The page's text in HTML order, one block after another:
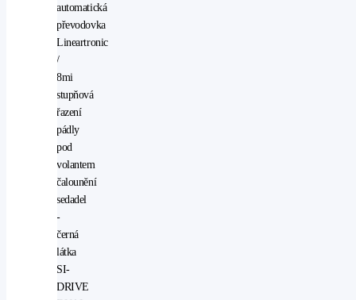
automatická
převodovka
Lineartronic
/
8mi
stupňová
řazení
pádly
pod
volantem
čalounění
sedadel
-
černá
látka
SI-
DRIVE